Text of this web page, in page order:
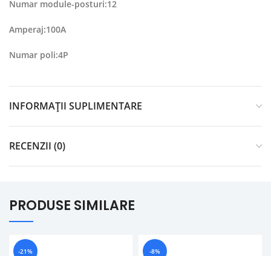
Numar module-posturi:12
Amperaj:100A
Numar poli:4P
INFORMAȚII SUPLIMENTARE
RECENZII (0)
PRODUSE SIMILARE
-21% -8%